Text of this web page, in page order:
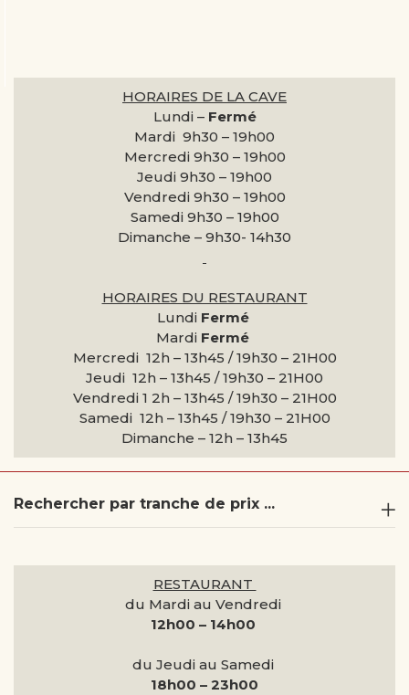
HORAIRES DE LA CAVE
Lundi – Fermé
Mardi 9h30 – 19h00
Mercredi 9h30 – 19h00
Jeudi 9h30 – 19h00
Vendredi 9h30 – 19h00
Samedi 9h30 – 19h00
Dimanche – 9h30- 14h30
HORAIRES DU RESTAURANT
Lundi Fermé
Mardi Fermé
Mercredi 12h – 13h45 / 19h30 – 21H00
Jeudi 12h – 13h45 / 19h30 – 21H00
Vendredi 1 2h – 13h45 / 19h30 – 21H00
Samedi 12h – 13h45 / 19h30 – 21H00
Dimanche – 12h – 13h45
Rechercher par tranche de prix ...
RESTAURANT
du Mardi au Vendredi
12h00 – 14h00
du Jeudi au Samedi
18h00 – 23h00